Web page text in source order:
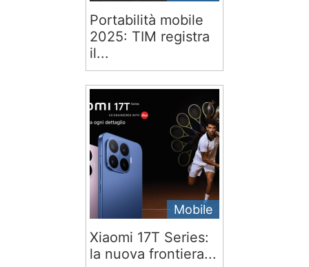
Portabilità mobile
2025: TIM registra
il...
Mobile
Xiaomi 17T Series:
la nuova frontiera...